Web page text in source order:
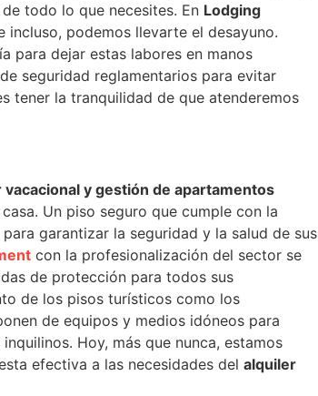
todo lo que necesites. En Lodging
incluso, podemos llevarte el desayuno.
para dejar estas labores en manos
seguridad reglamentarios para evitar
tener la tranquilidad de que atenderemos
y gestión de apartamentos
Un piso seguro que cumple con la
garantizar la seguridad y la salud de sus
con la profesionalización del sector se
de protección para todos sus
de los pisos turísticos como los
de equipos y medios idóneos para
Hoy, más que nunca, estamos
efectiva a las necesidades del alquiler